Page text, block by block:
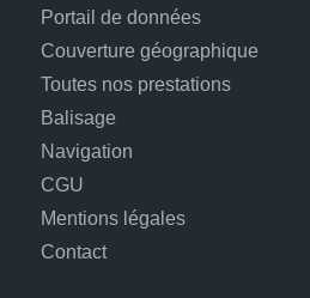
Portail de données
Couverture géographique
Toutes nos prestations
Balisage
Navigation
CGU
Mentions légales
Contact